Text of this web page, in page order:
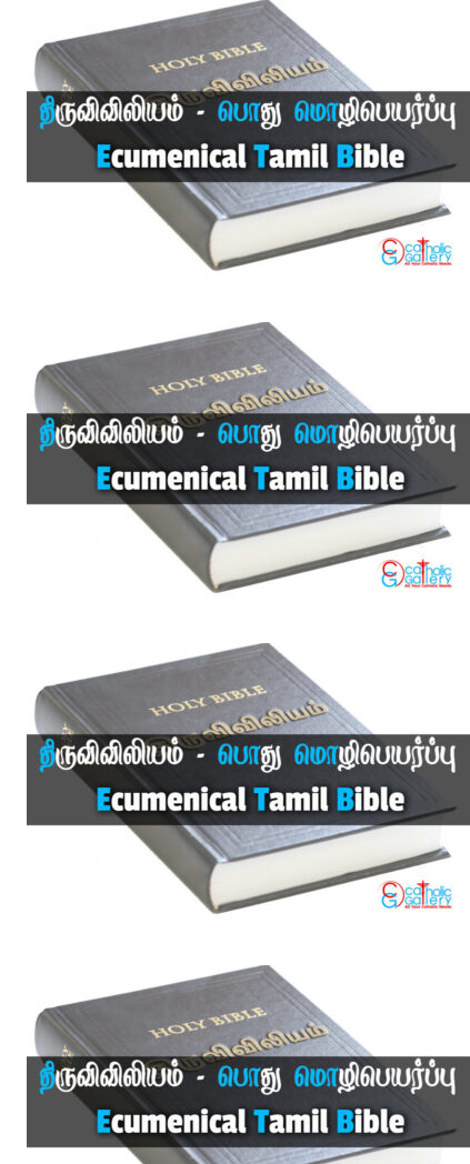
1
1
ETB) ◄
1
1
ETB) ◄
1
1
ETB) ◄
1
1
ETB) ◄